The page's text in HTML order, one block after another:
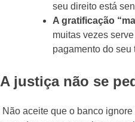
seu direito está
A gratificação
muitas vezes
pagamento do seu
A justiça não se
Não aceite que o banco